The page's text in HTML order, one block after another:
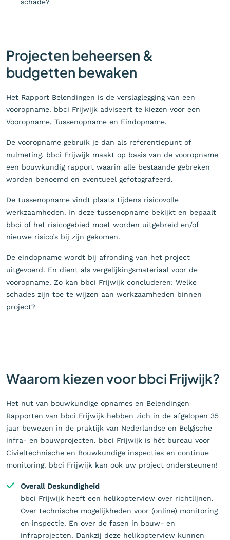
Projecten beheersen &
budgetten bewaken
Het Rapport Belendingen is de verslaglegging van een
vooropname. bbci Frijwijk adviseert te kiezen voor een
Vooropname, Tussenopname en Eindopname.
De vooropname gebruik je dan als referentiepunt of
nulmeting. bbci Frijwijk maakt op basis van de vooropname
een bouwkundig rapport waarin alle bestaande gebreken
worden benoemd en eventueel gefotografeerd.
De tussenopname vindt plaats tijdens risicovolle
werkzaamheden. In deze tussenopname bekijkt en bepaalt
bbci of het risicogebied moet worden uitgebreid en/of
nieuwe risico’s bij zijn gekomen.
De eindopname wordt bij afronding van het project
uitgevoerd. En dient als vergelijkingsmateriaal voor de
vooropname. Zo kan bbci Frijwijk concluderen: Welke
schades zijn toe te wijzen aan werkzaamheden binnen
project?
Waarom kiezen voor bbci Frijwijk?
Het nut van bouwkundige opnames en Belendingen
Rapporten van bbci Frijwijk hebben zich in de afgelopen 35
jaar bewezen in de praktijk van Nederlandse en Belgische
infra- en bouwprojecten. bbci Frijwijk is hét bureau voor
Civieltechnische en Bouwkundige inspecties en continue
monitoring. bbci Frijwijk kan ook uw project ondersteunen!
Overall Deskundigheid
bbci Frijwijk heeft een helikopterview over richtlijnen.
Over technische mogelijkheden voor (online) monitoring
en inspectie. En over de fasen in bouw- en
infraprojecten. Dankzij deze helikopterview kunnen